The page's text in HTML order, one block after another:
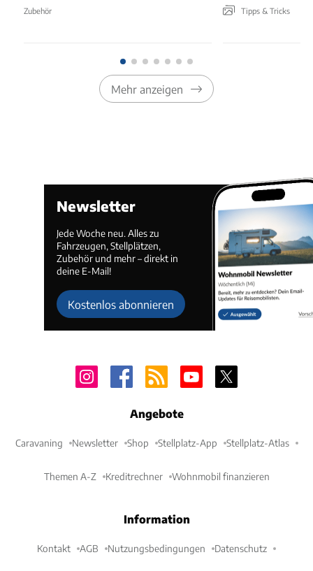
Zubehör Tipps & Tricks
Mehr anzeigen
Newsletter
Jede Woche neu. Alles zu
Fahrzeugen, Stellplätzen,
Zubehör und mehr – direkt in
deine E-Mail!
Kostenlos abonnieren
Angebote
Caravaning Newsletter Shop Stellplatz-App Stellplatz-Atlas
Themen A-Z Kreditrechner Wohnmobil finanzieren
Information
Kontakt AGB Nutzungsbedingungen Datenschutz